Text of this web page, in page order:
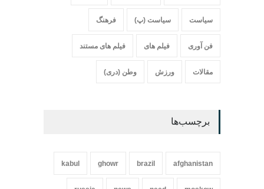
سیاست سیاست (پ) فرهنگ
فن آوری فیلم های فیلم های مستند
مقالات ورزش وطن (دری)
برچسب‌ها
afghanistan
brazil
ghowr
kabul